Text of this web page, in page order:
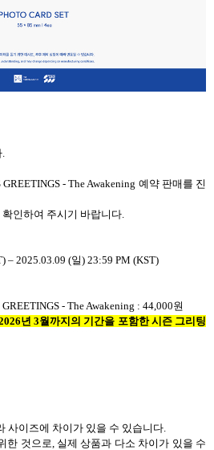
GREETINGS - The Awakening 예약 판매를 진
인하여 주시기 바랍니다
– 2025.03.09 (일) 23:59 PM (KST)
GREETINGS - The Awakening : 44,000원
년 3월까지의 기간을 포함한 시즌 그리팅
사이즈에 차이가 있을 수 있습니다
한 것으로 실제 상품과 다소 차이가 있을 수